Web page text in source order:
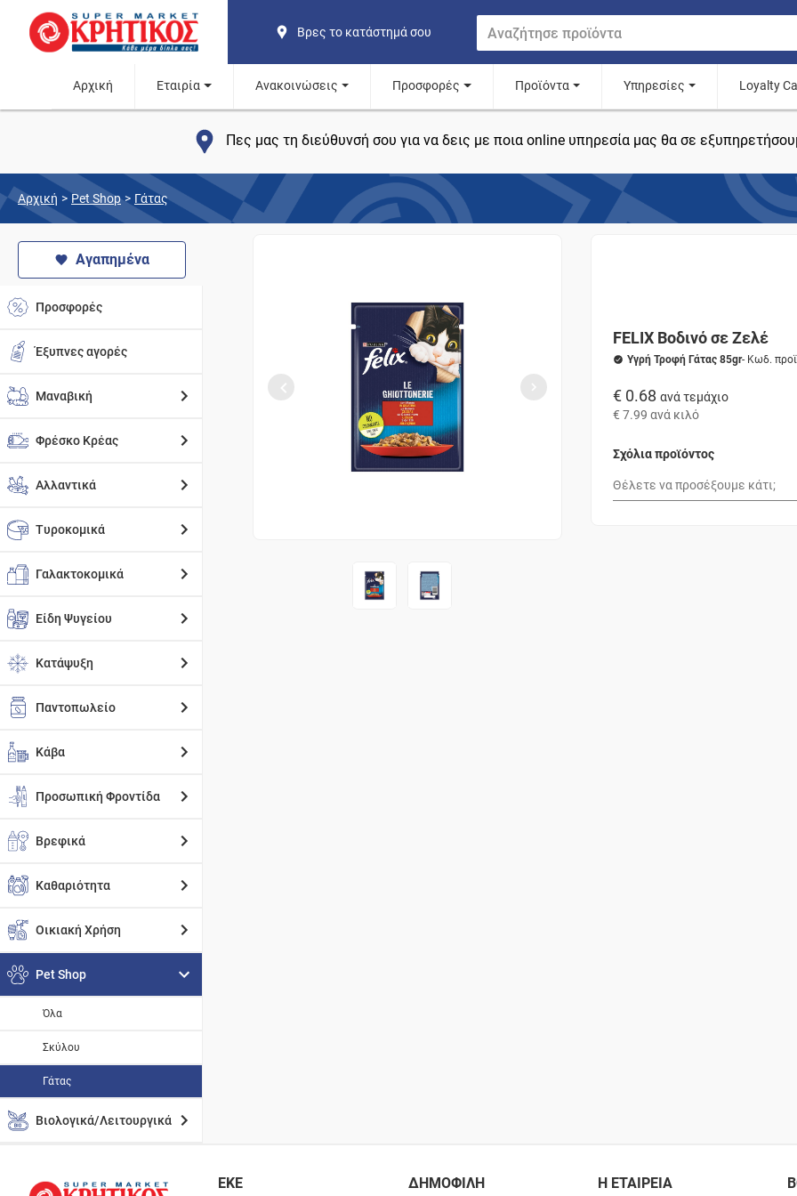
Βρες το κατάστημά σου
Αρχική Εταιρία Ανακοινώσεις Προσφορές Προϊόντα Υπηρεσίες Loyalty
Πες μας τη διεύθυνσή σου για να δεις με ποια online υπηρεσία μας θα σε
Αρχική > Pet Shop > Γάτας
Αγαπημένα
Προσφορές
Έξυπνες αγορές
Μαναβική
Φρέσκο Κρέας
Αλλαντικά
Τυροκομικά
Γαλακτοκομικά
Είδη Ψυγείου
Κατάψυξη
Παντοπωλείο
Κάβα
Προσωπική Φροντίδα
Βρεφικά
Καθαριότητα
Οικιακή Χρήση
Pet Shop
Όλα
Σκύλου
Γάτας
Βιολογικά/Λειτουργικά
FELIX Βοδινό σε Ζελέ
Υγρή Τροφή Γάτας 85gr- Κωδ.
€ 0.68 ανά τεμάχιο
€ 7.99 ανά κιλό
Σχόλια προϊόντος
ΕΚΕ ΔΗΜΟΦΙΛΗ Η ΕΤΑΙΡΕΙΑ